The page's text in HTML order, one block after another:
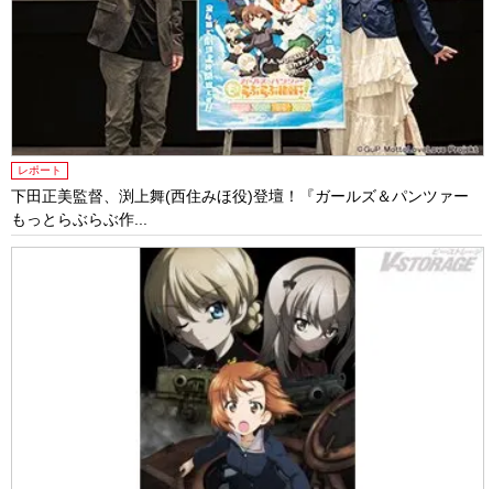
レポート
下田正美監督、渕上舞(西住みほ役)登壇！『ガールズ＆パンツァー
もっとらぶらぶ作...